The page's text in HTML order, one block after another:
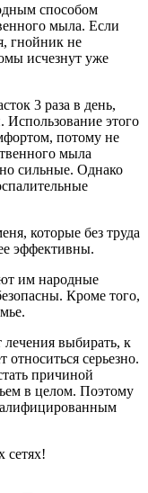
способом
мыла. Если
гнойник не
исчезнут уже
3 раза в день,
Использование этого
потому не
мыла
сильные. Однако
которые без труда
эффективны.
им народные
Кроме того,
лечения выбирать, к
относиться серьезно.
причиной
в целом. Поэтому
сетях!